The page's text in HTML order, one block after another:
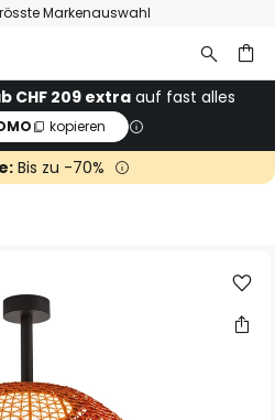
Markenauswahl
CHF 209 extra auf fast alles
kopieren
Bis zu -70%